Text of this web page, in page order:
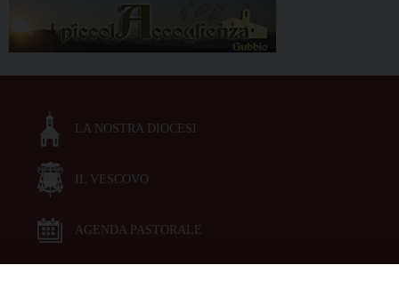
LA NOSTRA DIOCESI
IL VESCOVO
AGENDA PASTORALE